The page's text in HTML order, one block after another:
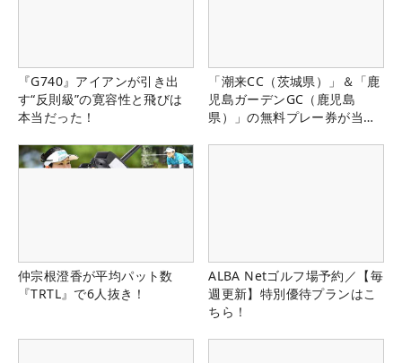
『G740』アイアンが引き出
す“反則級”の寛容性と飛びは
本当だった！
「潮来CC（茨城県）」＆「鹿
児島ガーデンGC（鹿児島
県）」の無料プレー券が当た
仲宗根澄香が平均パット数
『TRTL』で6人抜き！
ALBA Netゴルフ場予約／【毎
週更新】特別優待プランはこ
ちら！